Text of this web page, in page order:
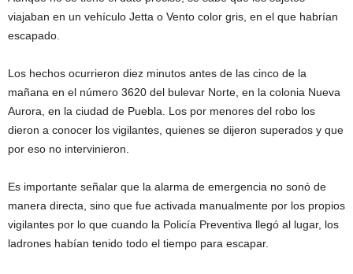
viajaban en un vehículo Jetta o Vento color gris, en el que habrían
escapado.
Los hechos ocurrieron diez minutos antes de las cinco de la
mañana en el número 3620 del bulevar Norte, en la colonia Nueva
Aurora, en la ciudad de Puebla. Los por menores del robo los
dieron a conocer los vigilantes, quienes se dijeron superados y que
por eso no intervinieron.
Es importante señalar que la alarma de emergencia no sonó de
manera directa, sino que fue activada manualmente por los propios
vigilantes por lo que cuando la Policía Preventiva llegó al lugar, los
ladrones habían tenido todo el tiempo para escapar.